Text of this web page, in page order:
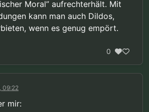
Moral” aufrechterhält. Mit
kann man auch Dildos,
wenn es genug empört.
0
09:22
mir: